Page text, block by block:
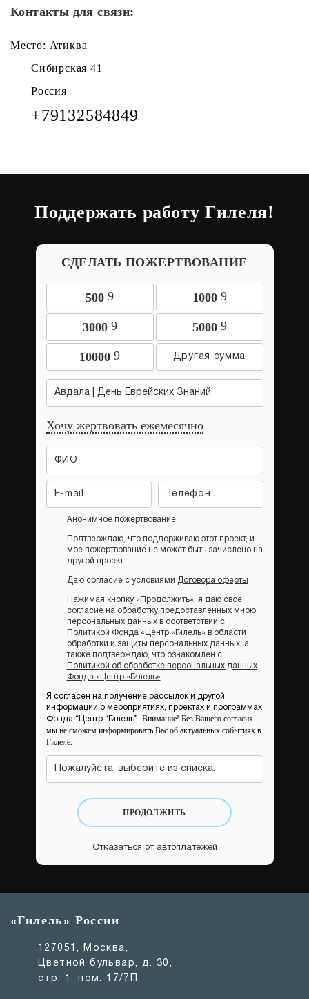
Контакты для связи:
Место: Атиква
Сибирская 41
Россия
+79132584849
Поддержать работу Гилеля!
СДЕЛАТЬ ПОЖЕРТВОВАНИЕ
500 9 1000 9
3000 9 5000 9
10000 9
Авдала | День Еврейских Знаний
Хочу жертвовать ежемесячно
Анонимное пожертвование
Подтверждаю, что поддерживаю этот проект, и
мое пожертвование не может быть зачислено на
другой проект
Даю согласие с условиями Договора оферты
Нажимая кнопку «Продолжить», я даю свое
согласие на обработку предоставленных мною
персональных данных в соответствии с
Политикой Фонда «Центр «Гилель» в области
обработки и защиты персональных данных, а
также подтверждаю, что ознакомлен с
Политикой об обработке персональных данных
Фонда «Центр «Гилель»
Я согласен на получение рассылок и другой
информации о мероприятиях, проектах и программах
Фонда “Центр “Гилель”. Внимание! Без Вашего согласия
мы не сможем информировать Вас об актуальных событиях в
Гилеле.
Пожалуйста, выберите из списка:
ПРОДОЛЖИТЬ
Отказаться от автоплатежей
«Гилель» России
127051, Москва,
Цветной бульвар, д. 30,
стр. 1, пом. 17/7П